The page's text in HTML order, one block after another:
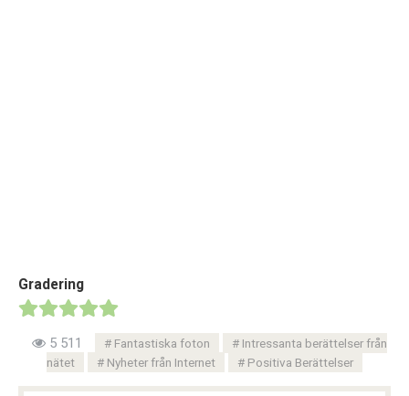
Gradering
5 511 Fantastiska foton
Intressanta berättelser från
nätet
Nyheter från Internet Positiva Berättelser